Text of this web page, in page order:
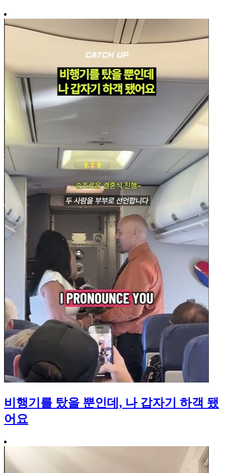
비행기를 탔을 뿐인데, 나 갑자기 하객 됐
어요